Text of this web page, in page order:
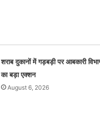
शराब दुकानों में गड़बड़ी पर आबकारी
का बड़ा एक्शन
August 6, 2026